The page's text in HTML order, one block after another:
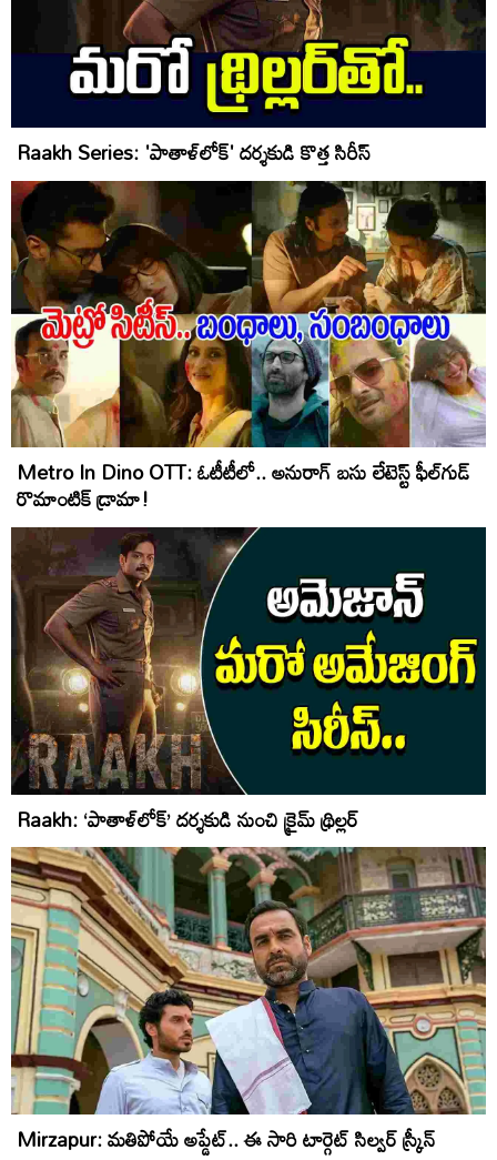
Raakh Series: 'పాతాళ్‌లోక్‌' దర్శకుడి కొత్త సిరీస్‌
Metro In Dino OTT: ఓటీటీలో.. అనురాగ్ బ‌సు లేటెస్ట్ ఫీల్‌గుడ్
రొమాంటిక్ డ్రామా!
Raakh: ‘పాతాళ్‌లోక్‌’ దర్శకుడి నుంచి క్రైమ్‌ థ్రిల్లర్‌
Mirzapur: మతిపోయే అప్డేట్.. ఈ సారి టార్గెట్ సిల్వర్ స్క్రీన్